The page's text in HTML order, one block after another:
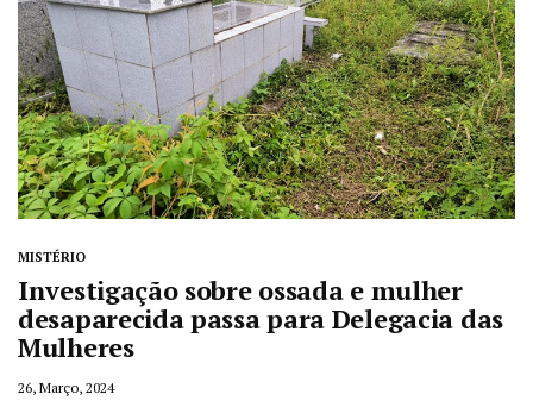
MISTÉRIO
Investigação sobre ossada e mulher
desaparecida passa para Delegacia das
Mulheres
26, Março, 2024